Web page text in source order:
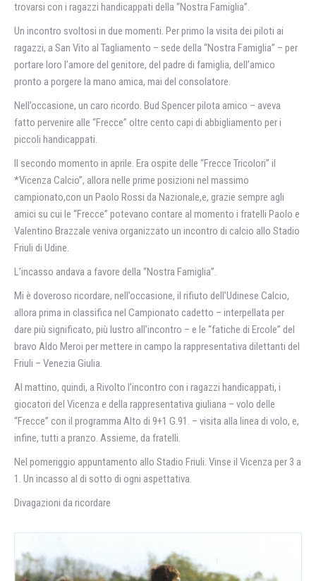
trovarsi con i ragazzi handicappati della “Nostra Famiglia”.
Un incontro svoltosi in due momenti. Per primo la visita dei piloti ai
ragazzi, a San Vito al Tagliamento – sede della “Nostra Famiglia” – per
portare loro l’amore del genitore, del padre di famiglia, dell’amico
pronto a porgere la mano amica, mai del consolatore.
Nell’occasione, un caro ricordo. Bud Spencer pilota amico – aveva
fatto pervenire alle “Frecce” oltre cento capi di abbigliamento per i
piccoli handicappati.
Il secondo momento in aprile. Era ospite delle “Frecce Tricolori” il
*Vicenza Calcio”, allora nelle prime posizioni nel massimo
campionato,con un Paolo Rossi da Nazionale,e, grazie sempre agli
amici su cui le “Frecce” potevano contare al momento i fratelli Paolo e
Valentino Brazzale veniva organizzato un incontro di calcio allo Stadio
Friuli di Udine.
L’incasso andava a favore della “Nostra Famiglia”.
Mi è doveroso ricordare, nell’occasione, il rifiuto dell’Udinese Calcio,
allora prima in classifica nel Campionato cadetto – interpellata per
dare più significato, più lustro all’incontro – e le “fatiche di Ercole” del
bravo Aldo Meroi per mettere in campo la rappresentativa dilettanti del
Friuli – Venezia Giulia.
Al mattino, quindi, a Rivolto l’incontro con i ragazzi handicappati, i
giocatori del Vicenza e della rappresentativa giuliana – volo delle
“Frecce” con il programma Alto di 9+1 G.91. – visita alla linea di volo, e,
infine, tutti a pranzo. Assieme, da fratelli.
Nel pomeriggio appuntamento allo Stadio Friuli. Vinse il Vicenza per 3 a
1. Un incasso al di sotto di ogni aspettativa.
Divagazioni da ricordare